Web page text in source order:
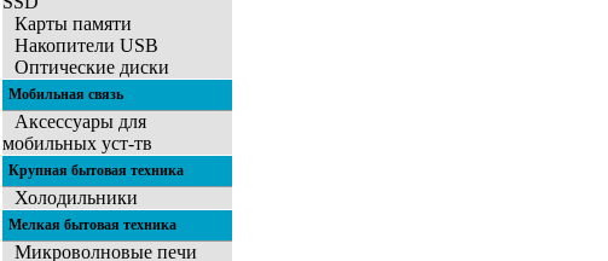
Карты памяти
Накопители USB
Оптические диски
Мобильная связь
Аксессуары для
мобильных уст-тв
Крупная бытовая техника
Холодильники
Мелкая бытовая техника
Микроволновые печи